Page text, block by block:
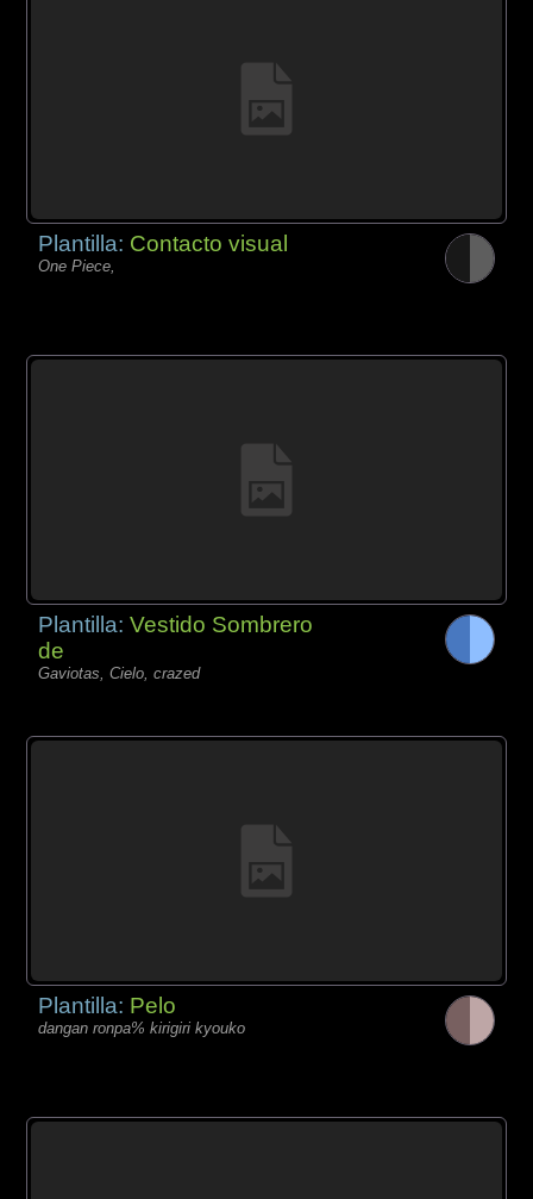
Plantilla: Contacto visual
One Piece,
Plantilla:Vestido Sombrero
de
Gaviotas, Cielo, crazed
Plantilla: Pelo
dangan ronpa% kirigiri kyouko